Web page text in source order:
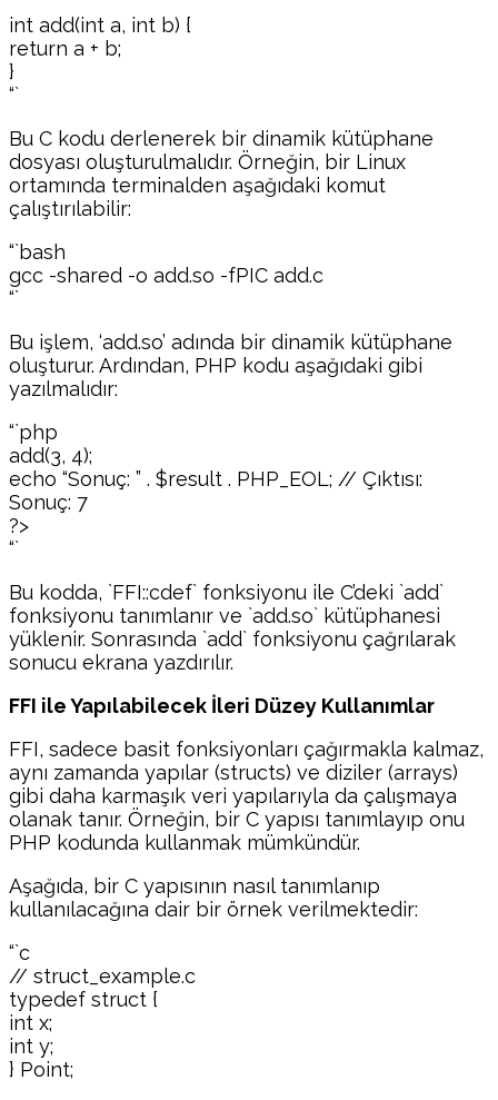
int add(int a, int b) {
return a + b;
}
“`
Bu C kodu derlenerek bir dinamik kütüphane
dosyası oluşturulmalıdır. Örneğin, bir Linux
ortamında terminalden aşağıdaki komut
çalıştırılabilir:
“`bash
gcc -shared -o add.so -fPIC add.c
“`
Bu işlem, ‘add.so’ adında bir dinamik kütüphane
oluşturur. Ardından, PHP kodu aşağıdaki gibi
yazılmalıdır:
“`php
add(3, 4);
echo “Sonuç: ” . $result . PHP_EOL; // Çıktısı:
Sonuç: 7
?>
“`
Bu kodda, `FFI::cdef` fonksiyonu ile C’deki `add`
fonksiyonu tanımlanır ve `add.so` kütüphanesi
yüklenir. Sonrasında `add` fonksiyonu çağrılarak
sonucu ekrana yazdırılır.
FFI ile Yapılabilecek İleri Düzey Kullanımlar
FFI, sadece basit fonksiyonları çağırmakla kalmaz,
aynı zamanda yapılar (structs) ve diziler (arrays)
gibi daha karmaşık veri yapılarıyla da çalışmaya
olanak tanır. Örneğin, bir C yapısı tanımlayıp onu
PHP kodunda kullanmak mümkündür.
Aşağıda, bir C yapısının nasıl tanımlanıp
kullanılacağına dair bir örnek verilmektedir:
“`c
// struct_example.c
typedef struct {
int x;
int y;
} Point;